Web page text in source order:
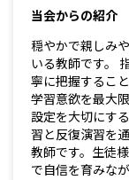
当会からの紹介
穏やかで親しみ
いる教師です。
寧に把握するこ
学習意欲を最大
設定を大切にす
習と反復演習を
教師です。生徒
で自信を育みな